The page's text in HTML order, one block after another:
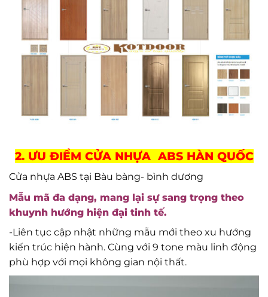
2. ƯU ĐIỂM CỬA NHỰA ABS HÀN QUỐC
Cửa nhựa ABS tại Bàu bàng- bình dương
Mẫu mã đa dạng, mang lại sự sang trọng theo
khuynh hướng hiện đại tinh tế.
-Liên tục cập nhật những mẫu mới theo xu hướng
kiến trúc hiện hành. Cùng với 9 tone màu linh động
phù hợp với mọi không gian nội thất.